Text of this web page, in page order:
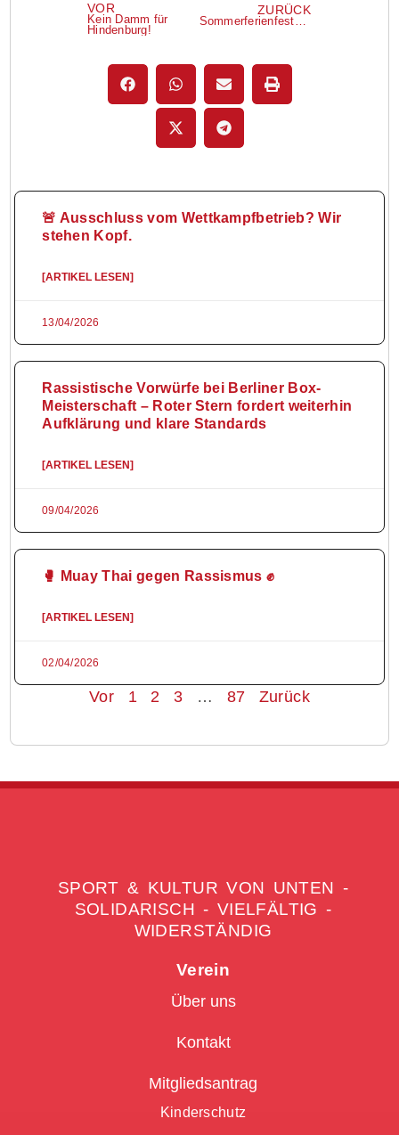
VOR
Kein Damm für
Hindenburg!
ZURÜCK
Sommerferienfestspiele
🚨 Ausschluss vom Wettkampfbetrieb? Wir
stehen Kopf.
[ARTIKEL LESEN]
13/04/2026
Rassistische Vorwürfe bei Berliner Box-
Meisterschaft – Roter Stern fordert weiterhin
Aufklärung und klare Standards
[ARTIKEL LESEN]
09/04/2026
🥊 Muay Thai gegen Rassismus ✊
[ARTIKEL LESEN]
02/04/2026
Vor 1 2 3 … 87 Zurück
SPORT & KULTUR VON UNTEN -
SOLIDARISCH - VIELFÄLTIG -
WIDERSTÄNDIG
Verein
Über uns
Kontakt
Mitgliedsantrag
Kinderschutz